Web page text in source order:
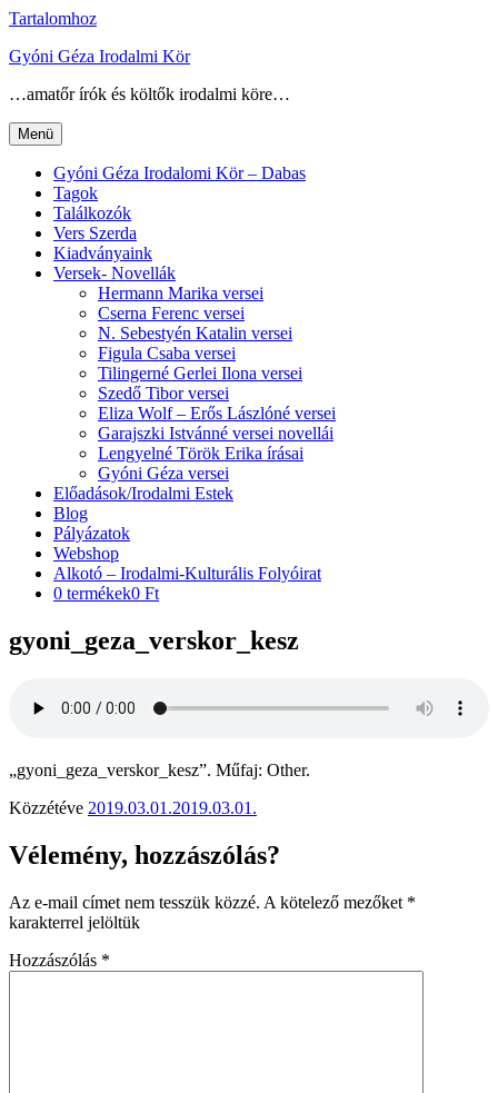
Tartalomhoz
Gyóni Géza Irodalmi Kör
…amatőr írók és költők irodalmi köre…
Menü
Gyóni Géza Irodalomi Kör – Dabas
Tagok
Találkozók
Vers Szerda
Kiadványaink
Versek- Novellák
Hermann Marika versei
Cserna Ferenc versei
N. Sebestyén Katalin versei
Figula Csaba versei
Tilingerné Gerlei Ilona versei
Szedő Tibor versei
Eliza Wolf – Erős Lászlóné versei
Garajszki Istvánné versei novellái
Lengyelné Török Erika írásai
Gyóni Géza versei
Előadások/Irodalmi Estek
Blog
Pályázatok
Webshop
Alkotó – Irodalmi-Kulturális Folyóirat
0 termékek0 Ft
gyoni_geza_verskor_kesz
„gyoni_geza_verskor_kesz”. Műfaj: Other.
Közzétéve 2019.03.01.2019.03.01.
Vélemény, hozzászólás?
Az e-mail címet nem tesszük közzé. A kötelező mezőket *
karakterrel jelöltük
Hozzászólás *